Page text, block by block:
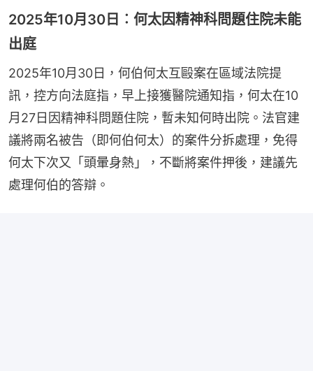
2025年10月30日︰何太因精神科問題住院未能
出庭
2025年10月30日，何伯何太互毆案在區域法院提
訊，控方向法庭指，早上接獲醫院通知指，何太在10
月27日因精神科問題住院，暫未知何時出院。法官建
議將兩名被告（即何伯何太）的案件分拆處理，免得
何太下次又「頭暈身熱」，不斷將案件押後，建議先
處理何伯的答辯。